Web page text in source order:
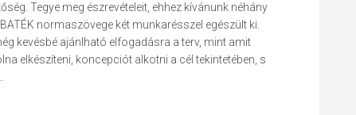
Tegye meg észrevételeit, ehhez kívánunk néhány
normaszövege két munkarésszel egészült ki.
kevésbé ajánlható elfogadásra a terv, mint amit
elkészíteni, koncepciót alkotni a cél tekintetében, s